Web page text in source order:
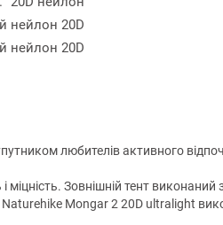
нейлон 20D
нейлон 20D
любителів активного
міцність. Зовнішній тент
Naturehike Mongar 2 20D ultralight